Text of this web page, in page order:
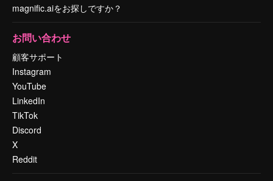
magnific.aiをお探しですか？
お問い合わせ
顧客サポート
Instagram
YouTube
LinkedIn
TikTok
Discord
X
Reddit